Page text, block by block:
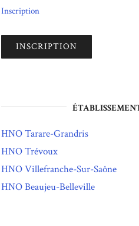
Inscription
HNO Tarare-Grandris
HNO Trévoux
HNO Villefranche-Sur-Saône
HNO Beaujeu-Belleville